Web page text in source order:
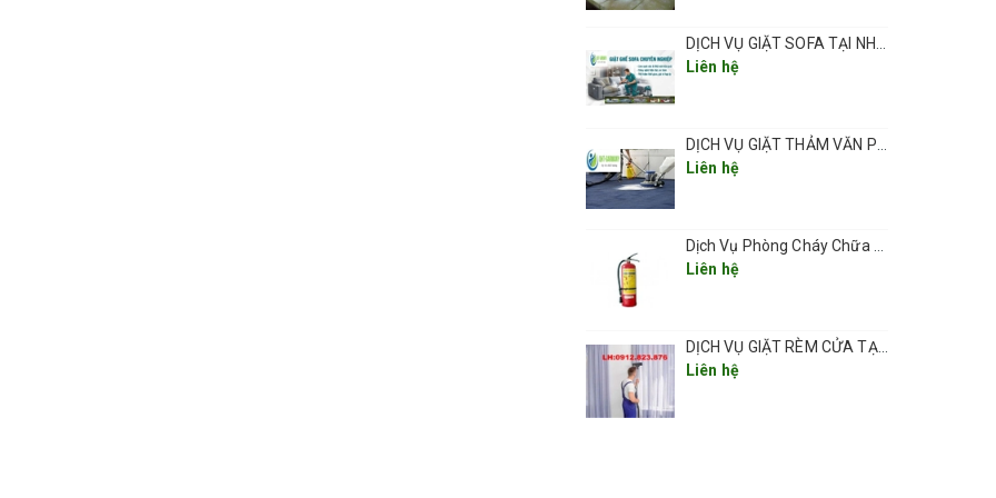
tẩy vết dơ do thức ăn, uống, vết rỉ sét, dầu nhớt cặn. v..v.
Liên hệ
Liên hệ
Liên hệ
DỊCH VỤ GIẶT RÈM CỬA TẠI NHÀ CHUYÊN NGHIỆP GIÁ RẺ TẠI HÀ NỘI
Liên hệ